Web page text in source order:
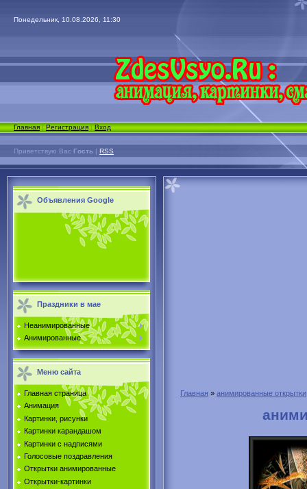
Понедельник, 10.08.2026, 11:30
Главная|Регистрация|Вход
Приветствую Вас Гость | RSS
Объявления Google
Праздники в мае
Неанимированные
Анимированные
Меню сайта
Главная страница
Анимация
Картинки, рисунки
Картинки карандашом
Картинки с надписями
Голосовые поздравления
Открытки анимированные
Открытки-картинки
Главная » анимированные открытки